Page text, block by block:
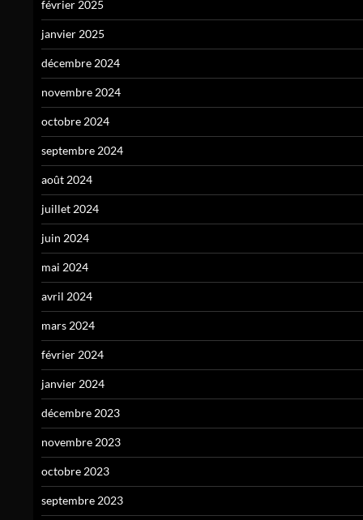
février 2025
janvier 2025
décembre 2024
novembre 2024
octobre 2024
septembre 2024
août 2024
juillet 2024
juin 2024
mai 2024
avril 2024
mars 2024
février 2024
janvier 2024
décembre 2023
novembre 2023
octobre 2023
septembre 2023